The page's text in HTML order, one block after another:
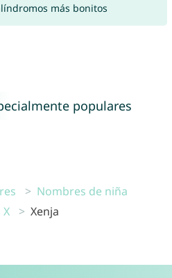
más bonitos
populares
Nombres de niña
Xenja